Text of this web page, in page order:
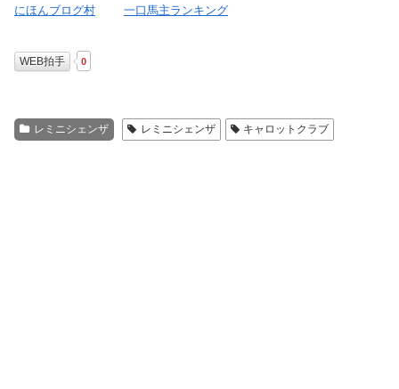
にほんブログ村 一口馬主ランキング
WEB拍手 0
レミニシェンザ レミニシェンザ キャロットクラブ